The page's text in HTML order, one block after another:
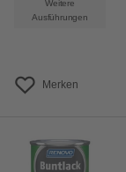
Weitere
Ausführungen
Merken